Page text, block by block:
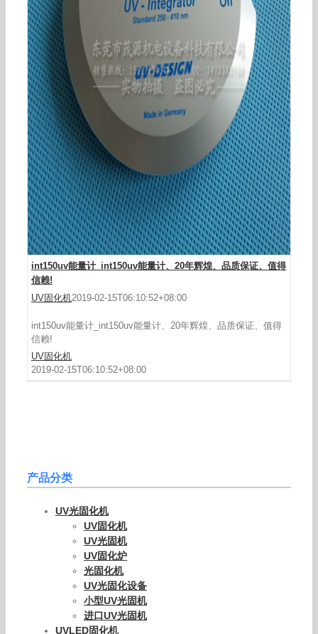
int150uv能量计_int150uv能量计、20年辉煌、品质保证、值得
信赖!
UV固化机2019-02-15T06:10:52+08:00
int150uv能量计_int150uv能量计、20年辉煌、品质保证、值得
信赖!
UV固化机
2019-02-15T06:10:52+08:00
产品分类
UV光固化机
UV固化机
UV光固机
UV固化炉
光固化机
UV光固化设备
小型UV光固机
进口UV光固机
UVLED固化机